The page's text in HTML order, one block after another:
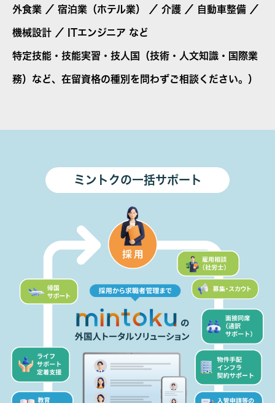
外食業 ／ 宿泊業（ホテル業） ／ 介護 ／ 自動車整備 ／
機械設計 ／ ITエンジニア など
特定技能・技能実習・技人国（技術・人文知識・国際業
務）など、在留資格の種別を問わずご相談ください。）
ミントクの一括サポート